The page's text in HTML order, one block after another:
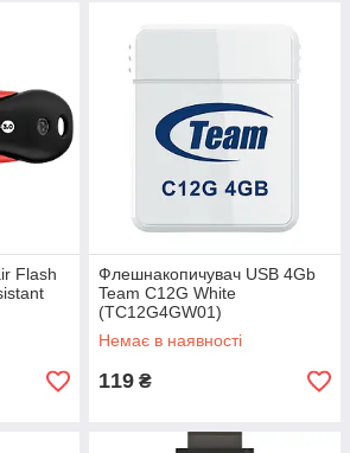
Flash
Флешнакопичувач USB 4Gb
Team C12G White
(TC12G4GW01)
Немає в наявності
119 ₴